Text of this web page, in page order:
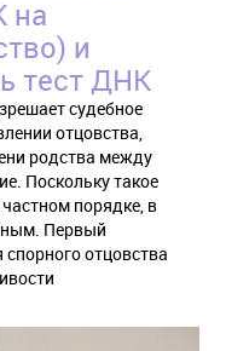
на
и
тест ДНК
судебное
отцовства,
родства между
Поскольку такое
порядке, в
Первый
спорного отцовства